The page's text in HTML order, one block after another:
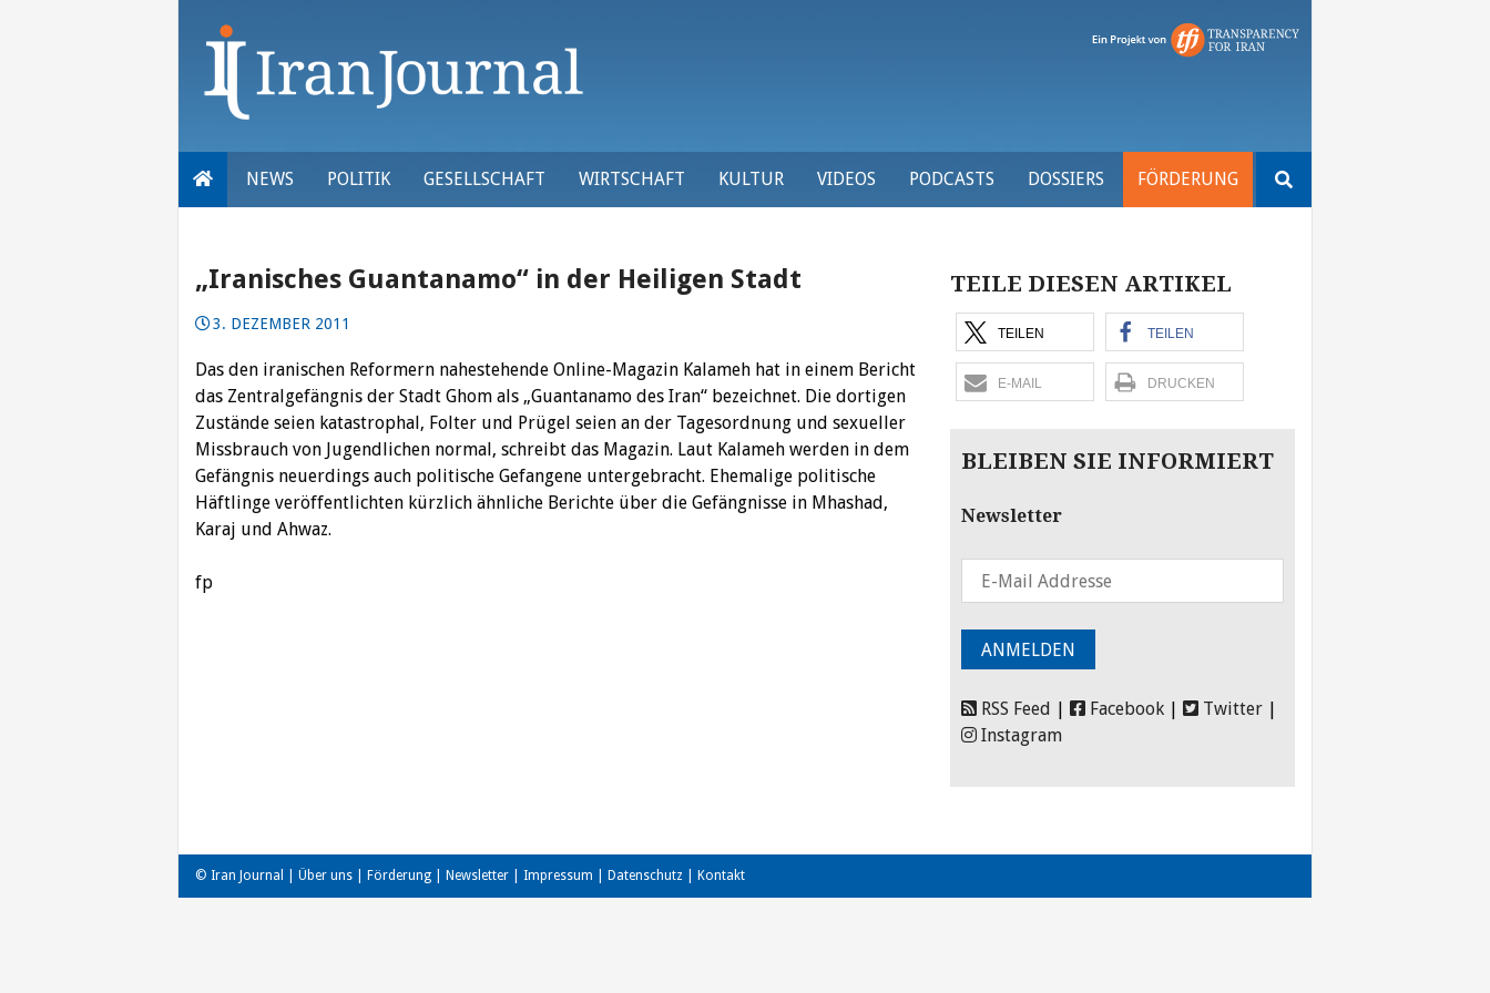
NEWS POLITIK GESELLSCHAFT WIRTSCHAFT KULTUR VIDEOS PODCASTS DOSSIERS FÖRDERUNG
nach:
„Iranisches Guantanamo“ in der Heiligen Stadt
3. DEZEMBER 2011
Das den iranischen Reformern nahestehende Online-Magazin Kalameh hat in einem Bericht
das Zentralgefängnis der Stadt Ghom als „Guantanamo des Iran“ bezeichnet. Die dortigen
Zustände seien katastrophal, Folter und Prügel seien an der Tagesordnung und sexueller
Missbrauch von Jugendlichen normal, schreibt das Magazin. Laut Kalameh werden in dem
Gefängnis neuerdings auch politische Gefangene untergebracht. Ehemalige politische
Häftlinge veröffentlichten kürzlich ähnliche Berichte über die Gefängnisse in Mhashad,
Karaj und Ahwaz.
fp
TEILE DIESEN ARTIKEL
TEILEN TEILEN
E-MAIL DRUCKEN
BLEIBEN SIE INFORMIERT
Newsletter
RSS Feed Facebook Twitter
Instagram
© Iran Journal | Über uns Förderung Newsletter Impressum Datenschutz Kontakt